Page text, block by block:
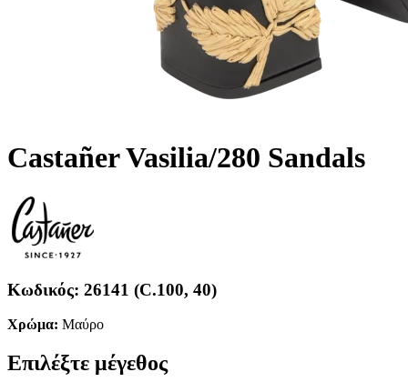
Castañer Vasilia/280 Sandals
Κωδικός: 26141 (C.100, 40)
Χρώμα: Μαύρο
Επιλέξτε μέγεθος